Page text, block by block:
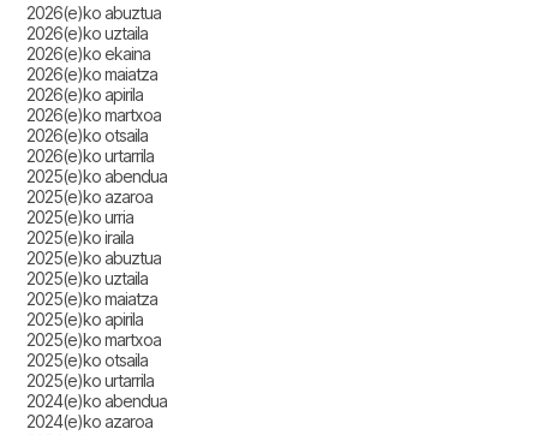
2026(e)ko abuztua
2026(e)ko uztaila
2026(e)ko ekaina
2026(e)ko maiatza
2026(e)ko apirila
2026(e)ko martxoa
2026(e)ko otsaila
2026(e)ko urtarrila
2025(e)ko abendua
2025(e)ko azaroa
2025(e)ko urria
2025(e)ko iraila
2025(e)ko abuztua
2025(e)ko uztaila
2025(e)ko maiatza
2025(e)ko apirila
2025(e)ko martxoa
2025(e)ko otsaila
2025(e)ko urtarrila
2024(e)ko abendua
2024(e)ko azaroa